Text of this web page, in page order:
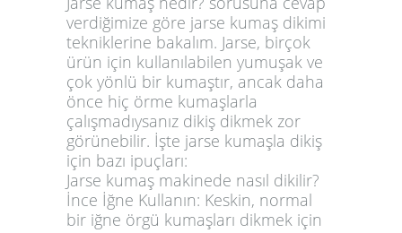
verdiğimize göre jarse kumaş dikimi
tekniklerine bakalım. Jarse, birçok
ürün için kullanılabilen yumuşak ve
çok yönlü bir kumaştır, ancak daha
önce hiç örme kumaşlarla
çalışmadıysanız dikiş dikmek zor
görünebilir. İşte jarse kumaşla dikiş
için bazı ipuçları:
Jarse kumaş makinede nasıl dikilir?
İnce İğne Kullanın: Keskin, normal
bir iğne örgü kumaşları dikmek için